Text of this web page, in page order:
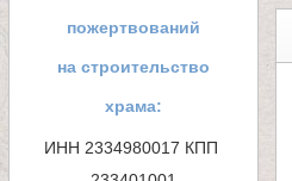
пожертвований
на строительство
храма:
ИНН 2334980017 КПП